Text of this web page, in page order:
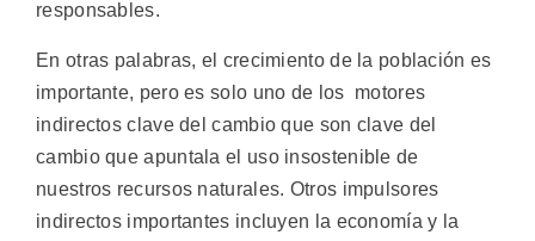
responsables.
En otras palabras, el crecimiento de la población es
importante, pero es solo uno de los motores
indirectos clave del cambio que son clave del
cambio que apuntala el uso insostenible de
nuestros recursos naturales. Otros impulsores
indirectos importantes incluyen la economía y la